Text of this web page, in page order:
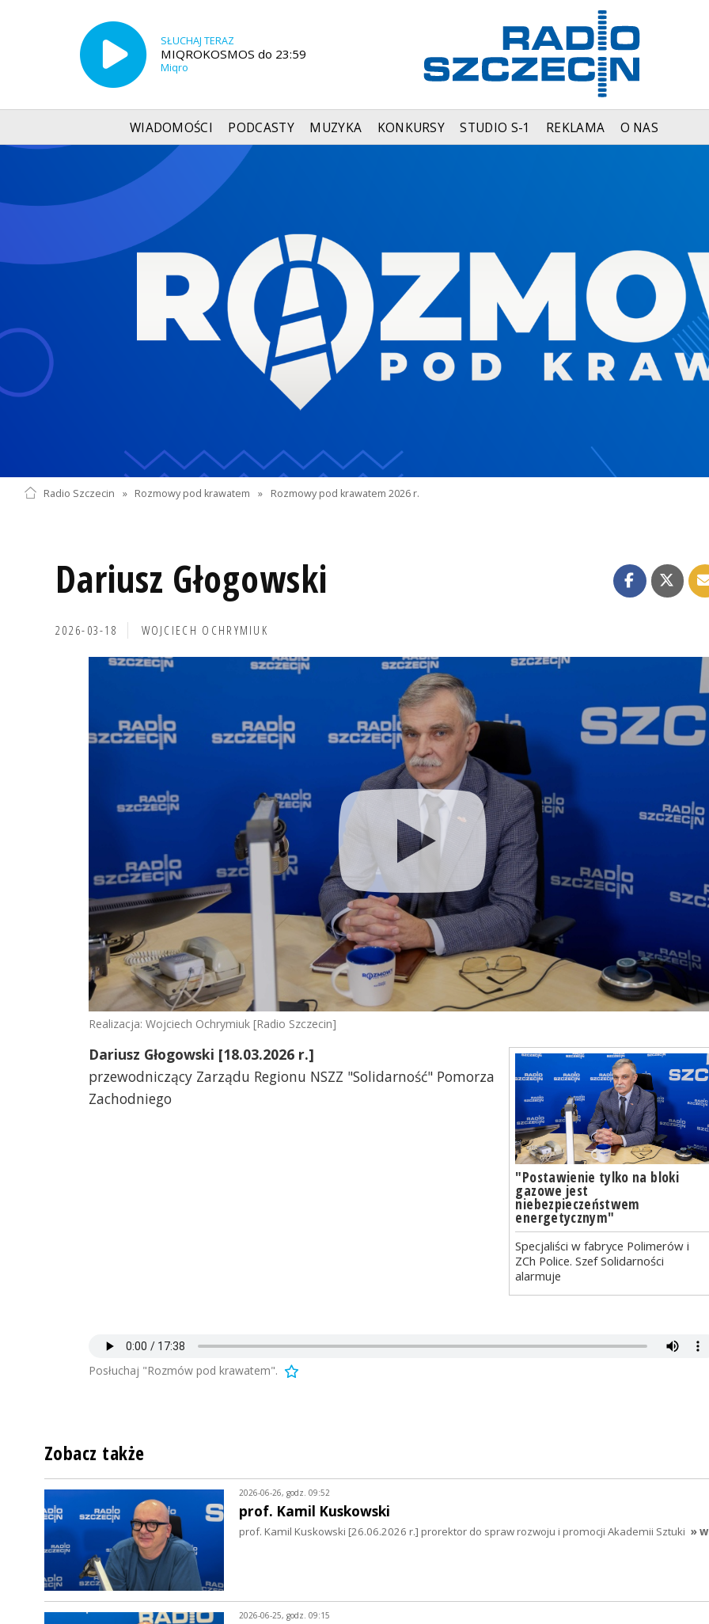
SŁUCHAJ TERAZ
MIQROKOSMOS do 23:59
Miqro
WIADOMOŚCI PODCASTY MUZYKA KONKURSY STUDIO S-1 REKLAMA O NAS
Radio Szczecin » Rozmowy pod krawatem » Rozmowy pod krawatem 2026 r.
Dariusz Głogowski
2026-03-18 WOJCIECH OCHRYMIUK
Realizacja: Wojciech Ochrymiuk [Radio Szczecin]
"Postawienie tylko na bloki
gazowe jest
niebezpieczeństwem
energetycznym"
Specjaliści w fabryce Polimerów i
ZCh Police. Szef Solidarności
alarmuje
Dariusz Głogowski [18.03.2026 r.]
przewodniczący Zarządu Regionu NSZZ "Solidarność" Pomorza
Zachodniego
Posłuchaj "Rozmów pod krawatem".
Zobacz także
2026-06-26, godz. 09:52
prof. Kamil Kuskowski
prof. Kamil Kuskowski [26.06.2026 r.] prorektor do spraw rozwoju i promocji Akademii Sztuki »
2026-06-25, godz. 09:15